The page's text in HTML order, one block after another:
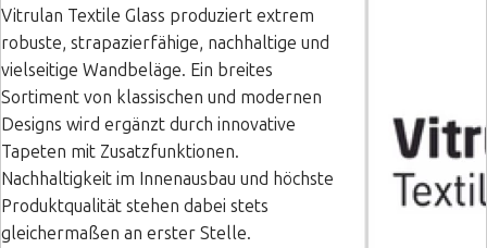
Vitrulan Textile Glass produziert extrem
robuste, strapazierfähige, nachhaltige und
vielseitige Wandbeläge. Ein breites
Sortiment von klassischen und modernen
Designs wird ergänzt durch innovative
Tapeten mit Zusatzfunktionen.
Nachhaltigkeit im Innenausbau und höchste
Produktqualität stehen dabei stets
gleichermaßen an erster Stelle.